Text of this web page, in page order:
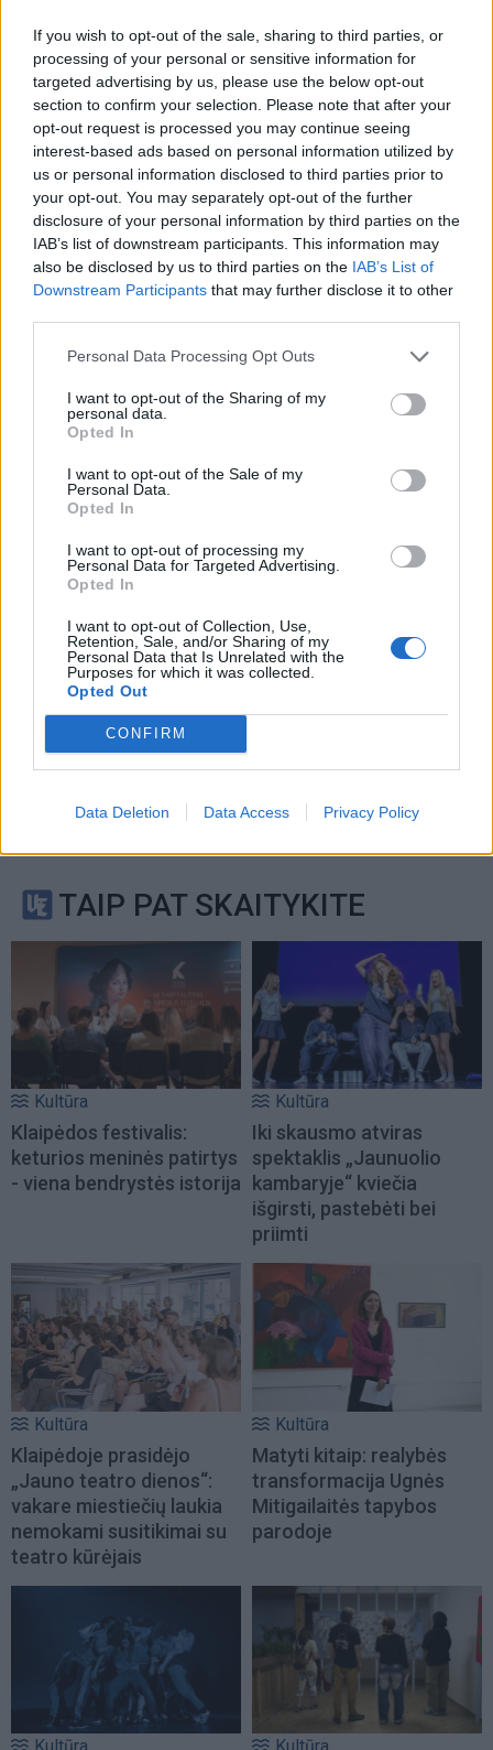
If you wish to opt-out of the sale, sharing to third parties, or
processing of your personal or sensitive information for
targeted advertising by us, please use the below opt-out
section to confirm your selection. Please note that after your
opt-out request is processed you may continue seeing
interest-based ads based on personal information utilized by
us or personal information disclosed to third parties prior to
your opt-out. You may separately opt-out of the further
disclosure of your personal information by third parties on the
IAB’s list of downstream participants. This information may
also be disclosed by us to third parties on the IAB’s List of
Downstream Participants that may further disclose it to other
Personal Data Processing Opt Outs
I want to opt-out of the Sharing of my
personal data.
Opted In
I want to opt-out of the Sale of my
Personal Data.
Opted In
I want to opt-out of processing my
Personal Data for Targeted Advertising.
Opted In
I want to opt-out of Collection, Use,
Retention, Sale, and/or Sharing of my
Personal Data that Is Unrelated with the
Purposes for which it was collected.
Opted Out
CONFIRM
Data Deletion Data Access Privacy Policy
Rašyti komentarą
Jūsų vardas
Komentaras
Sutinku su taisyklėmis
Privacy Policy
Terms of
Serviceapply.
TAIP PAT SKAITYKITE
Kultūra
Klaipėdos festivalis:
keturios meninės patirtys
- viena bendrystės istorija
Kultūra
Iki skausmo atviras
spektaklis „Jaunuolio
kambaryje“ kviečia
išgirsti, pastebėti bei
priimti
Kultūra
Klaipėdoje prasidėjo
„Jauno teatro dienos“:
vakare miestiečių laukia
nemokami susitikimai su
teatro kūrėjais
Kultūra
Matyti kitaip: realybės
transformacija Ugnės
Mitigailaitės tapybos
parodoje